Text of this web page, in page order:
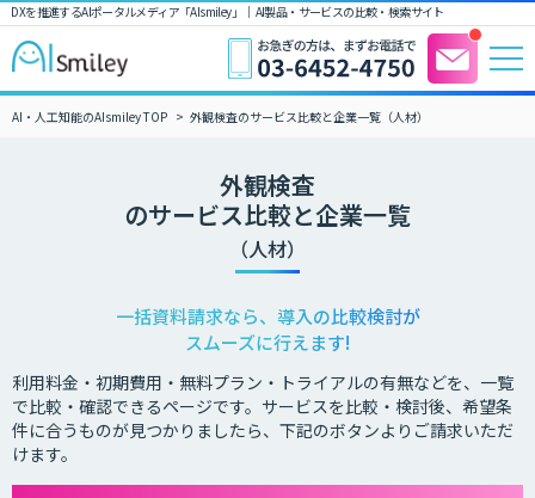
DXを推進するAIポータルメディア「AIsmiley」｜ AI製品・サービスの比較・検索サイト
AI・人工知能のAIsmiley TOP 外観検査のサービス比較と企業一覧（人材）
外観検査
のサービス比較と企業一覧
（人材）
一括資料請求なら、導入の比較検討が
スムーズに行えます!
利用料金・初期費用・無料プラン・トライアルの有無などを、一覧
で比較・確認できるページです。サービスを比較・検討後、希望条
件に合うものが見つかりましたら、下記のボタンよりご請求いただ
けます。